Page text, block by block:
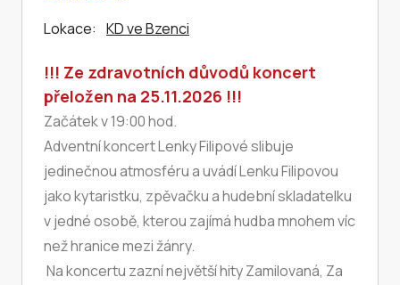
Lokace: KD ve Bzenci
!!! Ze zdravotních důvodů koncert
přeložen na 25.11.2026 !!!
Začátek v 19:00 hod.
Adventní koncert Lenky Filipové slibuje
jedinečnou atmosféru a uvádí Lenku Filipovou
jako kytaristku, zpěvačku a hudební skladatelku
v jedné osobě, kterou zajímá hudba mnohem víc
než hranice mezi žánry.
Na koncertu zazní největší hity Zamilovaná, Za